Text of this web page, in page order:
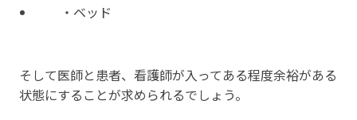
・ベッド
そして医師と患者、看護師が入ってある程度余裕がある
状態にすることが求められるでしょう。